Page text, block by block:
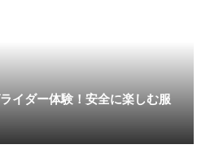
イダー体験！安全に楽しむ服